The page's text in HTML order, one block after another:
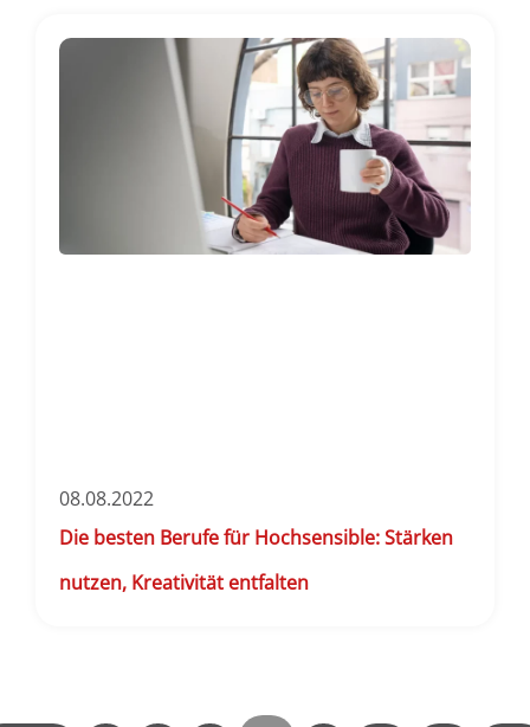
08.08.2022
Die besten Berufe für Hochsensible: Stärken
nutzen, Kreativität entfalten